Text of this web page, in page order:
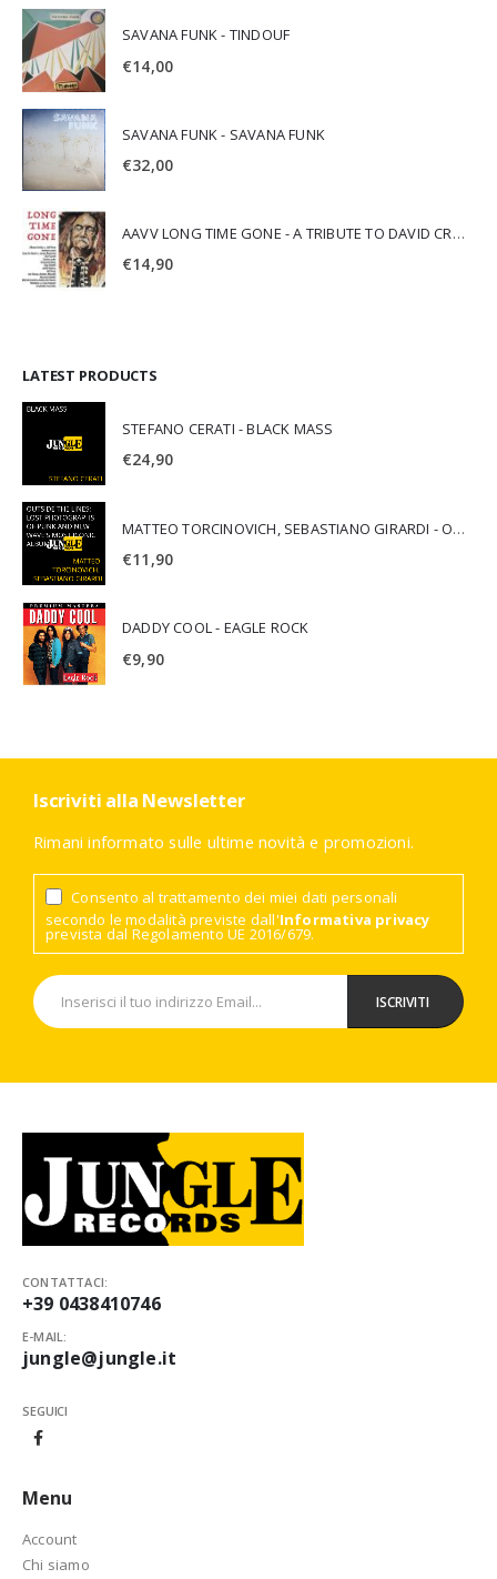
SAVANA FUNK - TINDOUF
€14,00
SAVANA FUNK - SAVANA FUNK
€32,00
AAVV LONG TIME GONE - A TRIBUTE TO DAVID CROSBY
€14,90
LATEST PRODUCTS
STEFANO CERATI - BLACK MASS
€24,90
MATTEO TORCINOVICH, SEBASTIANO GIRARDI - OUTSIDE THE LINES: LOST PHOTOGRAPHS OF PUNK AND NEW WAVE'S MOST ICONIC ALBUMS
€11,90
DADDY COOL - EAGLE ROCK
€9,90
Iscriviti alla Newsletter
Rimani informato sulle ultime novità e promozioni.
Consento al trattamento dei miei dati personali
secondo le modalità previste dall'Informativa privacy
prevista dal Regolamento UE 2016/679.
CONTATTACI:
+39 0438410746
E-MAIL:
jungle@jungle.it
SEGUICI
Menu
Account
Chi siamo